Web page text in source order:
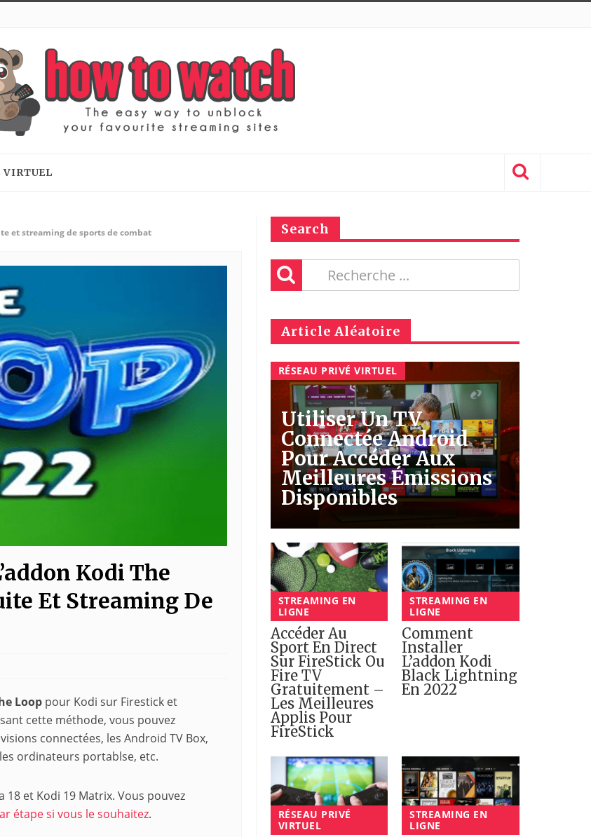
VIRTUEL
et streaming de sports de combat
Kodi The
Et Streaming De
Loop pour Kodi sur Firestick et
cette méthode, vous pouvez
connectées, les Android TV Box,
ordinateurs portablse, etc.
18 et Kodi 19 Matrix. Vous pouvez
étape si vous le souhaitez.
Search
Article Aléatoire
RÉSEAU PRIVÉ VIRTUEL
Utiliser Un TV
Connectée Android
Pour Accéder Aux
Meilleures Émissions
Disponibles
STREAMING EN
LIGNE
Accéder Au
Sport En Direct
Sur FireStick Ou
Fire TV
Gratuitement –
Les Meilleures
Applis Pour
FireStick
STREAMING EN
LIGNE
Comment
Installer
L’addon Kodi
Black Lightning
En 2022
RÉSEAU PRIVÉ
VIRTUEL
STREAMING EN
LIGNE